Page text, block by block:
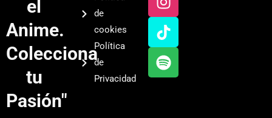
el
Anime.
Colecciona
tu
Pasión"
de
cookies
Política
de
Privacidad
t
u
b
e
t
a
g
r
a
t
o
k
t
i
f
y